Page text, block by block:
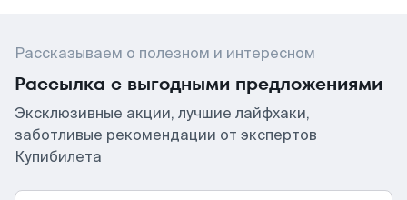
Рассказываем о полезном и интересном
Рассылка с выгодными предложениями
Эксклюзивные акции, лучшие лайфхаки,
заботливые рекомендации от экспертов
Купибилета